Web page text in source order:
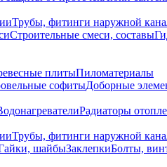
Трубы, фитинги наружной
Строительные смеси, составы
плитыПиломатериалы
софитыДоборные
Радиаторы
Трубы, фитинги наружной
шайбыЗаклепкиБолты,